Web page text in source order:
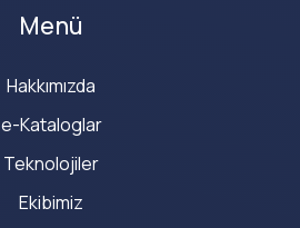
Menü
Hakkımızda
e-Kataloglar
Teknolojiler
Ekibimiz